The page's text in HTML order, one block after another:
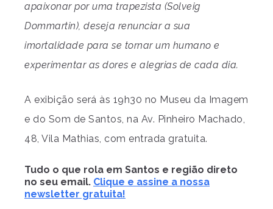
apaixonar por uma trapezista (Solveig
Dommartin), deseja renunciar a sua
imortalidade para se tornar um humano e
experimentar as dores e alegrias de cada dia.
A exibição será às 19h30 no Museu da Imagem
e do Som de Santos, na Av. Pinheiro Machado,
48, Vila Mathias, com entrada gratuita.
Tudo o que rola em Santos e região direto
no seu email. Clique e assine a nossa
newsletter gratuita!